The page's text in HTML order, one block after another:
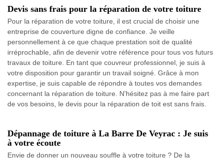
Devis sans frais pour la réparation de votre toiture
Pour la réparation de votre toiture, il est crucial de choisir une
entreprise de couverture digne de confiance. Je veille
personnellement à ce que chaque prestation soit de qualité
irréprochable, afin de devenir votre référence pour tous vos futurs
travaux de toiture. En tant que couvreur professionnel, je suis à
votre disposition pour garantir un travail soigné. Grâce à mon
expertise, je suis capable de répondre à toutes vos demandes
concernant la réparation de toiture. N'hésitez pas à me faire part
de vos besoins, le devis pour la réparation de toit est sans frais.
Dépannage de toiture à La Barre De Veyrac : Je suis
à votre écoute
Envie de donner un nouveau souffle à votre toiture ? De la